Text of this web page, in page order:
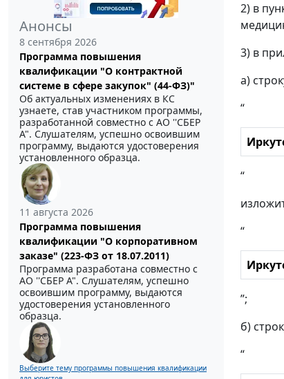
Анонсы
8 сентября 2026
Программа повышения
квалификации "О контрактной
системе в сфере закупок" (44-ФЗ)"
Об актуальных изменениях в КС
узнаете, став участником программы,
разработанной совместно с АО ''СБЕР
А". Слушателям, успешно освоившим
программу, выдаются удостоверения
установленного образца.
11 августа 2026
Программа повышения
квалификации "О корпоративном
заказе" (223-ФЗ от 18.07.2011)
Программа разработана совместно с
АО ''СБЕР А". Слушателям, успешно
освоившим программу, выдаются
удостоверения установленного
образца.
Выберите тему программы повышения квалификации
2) в
3) в
а)
“
“
“
”;
б)
“